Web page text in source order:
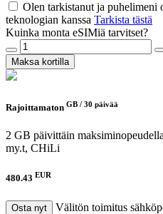
Olen tarkistanut ja puhelimeni
teknologian kanssa Tarkista tästä
Kuinka monta eSIMiä tarvitset?
Maksa kortilla
Rajoittamaton GB / 30 päivää
2 GB päivittäin
my.t, CHiLi
480.43 EUR
Osta nyt
Välitön toimitus